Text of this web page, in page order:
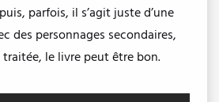
parfois, il s’agit juste d’une
des personnages secondaires,
le livre peut être bon.